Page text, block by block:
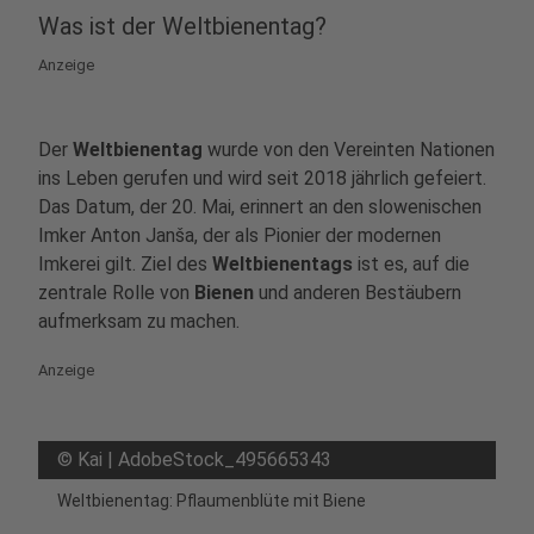
Was ist der Weltbienentag?
Anzeige
Der Weltbienentag wurde von den Vereinten Nationen
ins Leben gerufen und wird seit 2018 jährlich gefeiert.
Das Datum, der 20. Mai, erinnert an den slowenischen
Imker Anton Janša, der als Pionier der modernen
Imkerei gilt. Ziel des Weltbienentags ist es, auf die
zentrale Rolle von Bienen und anderen Bestäubern
aufmerksam zu machen.
Anzeige
© Kai | AdobeStock_495665343
Weltbienentag: Pflaumenblüte mit Biene